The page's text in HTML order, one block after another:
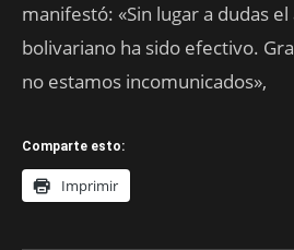
manifestó: «Sin lugar a dudas
bolivariano ha sido efectivo.
no estamos incomunicados»,
Comparte esto:
Imprimir